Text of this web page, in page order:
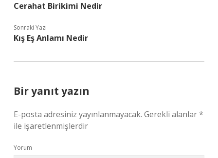
Cerahat Birikimi Nedir
Sonraki Yazı
Kış Eş Anlamı Nedir
Bir yanıt yazın
E-posta adresiniz yayınlanmayacak. Gerekli alanlar*
ile işaretlenmişlerdir
Yorum